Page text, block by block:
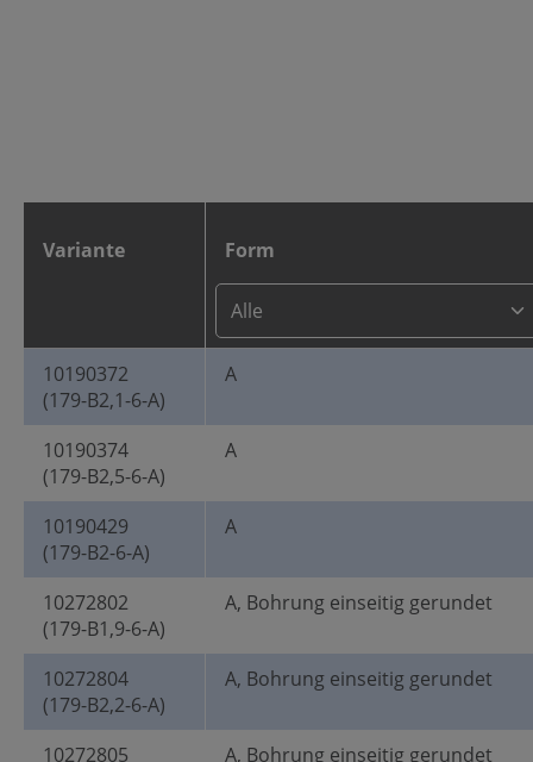
Variante Form
10190372
(179-B2,1-6-A)
A
10190374
(179-B2,5-6-A)
A
10190429
(179-B2-6-A)
A
10272802
(179-B1,9-6-A)
A, Bohrung einseitig gerundet
10272804
(179-B2,2-6-A)
A, Bohrung einseitig gerundet
10272805
A, Bohrung einseitig gerundet